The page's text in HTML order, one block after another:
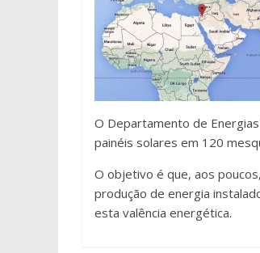
O Departamento de
painéis solares em 120
O objetivo é que, aos
produção de energia
esta valência energética.